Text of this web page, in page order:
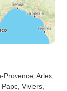
Provence , Arles
Pape , Viviers